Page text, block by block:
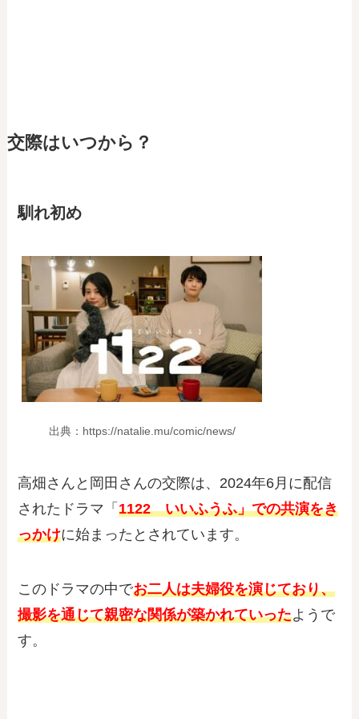
交際はいつから？
馴れ初め
出典：https://natalie.mu/comic/news/
高畑さんと岡田さんの交際は、2024年6月に配信
されたドラマ「1122 いいふうふ」での共演をき
っかけに始まったとされています。
このドラマの中でお二人は夫婦役を演じており、
撮影を通じて親密な関係が築かれていったようで
す。